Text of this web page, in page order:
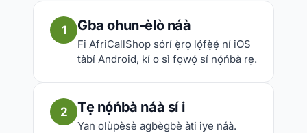
1 Gba ohun-èlò náà
Fi AfriCallShop sórí ẹ̀rọ lọ́fẹ̀ẹ́ ní iOS
tàbí Android, kí o sì fọwọ́ sí nọ́ńbà rẹ.
2 Tẹ nọ́ńbà náà sí i
Yan olùpèsè agbègbè àti iye náà.